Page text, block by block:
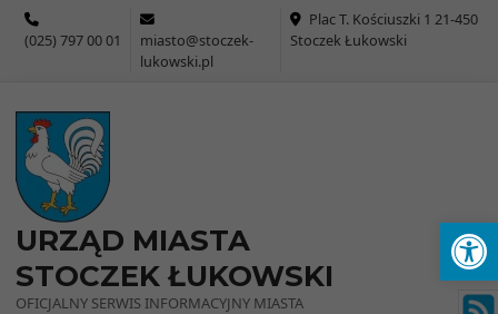
(025) 797 00 01
miasto@stoczek-
lukowski.pl
Plac T. Kościuszki 1 21-450
Stoczek Łukowski
URZĄD MIASTA
STOCZEK ŁUKOWSKI
OFICJALNY SERWIS INFORMACYJNY MIASTA